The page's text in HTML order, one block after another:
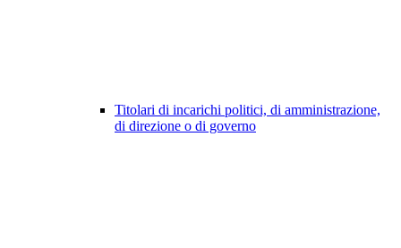
Titolari di incarichi politici, di amministrazione,
di direzione o di governo